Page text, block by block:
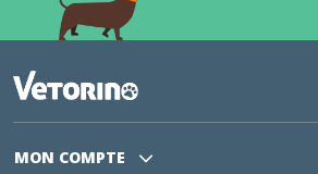
MON COMPTE